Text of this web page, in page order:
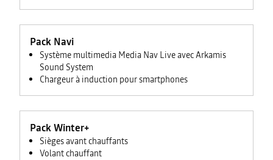
Pack Navi
Système multimedia Media Nav Live avec Arkamis
Sound System
Chargeur à induction pour smartphones
Pack Winter+
Sièges avant chauffants
Volant chauffant